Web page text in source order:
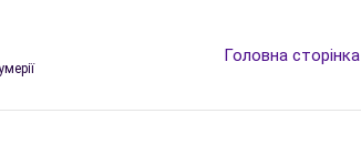
Головна сторінка